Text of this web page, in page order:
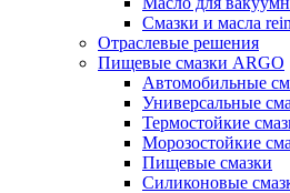
Смазки и масла
Отраслевые решения
Пищевые смазки ARGO
Автомобильные
Универсальные
Термостойкие
Морозостойкие
Пищевые смазки
Силиконовые